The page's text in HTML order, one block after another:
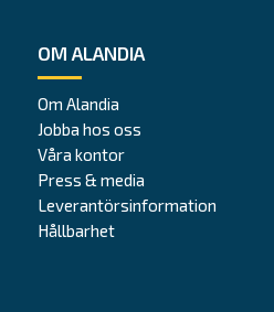
OM ALANDIA
Om Alandia
Jobba hos oss
Våra kontor
Press & media
Leverantörsinformation
Hållbarhet